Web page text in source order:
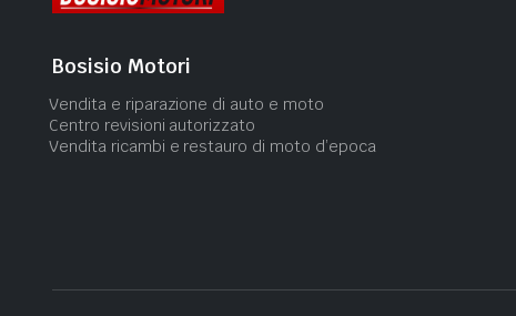
Bosisio Motori
Vendita e riparazione di auto e moto
Centro revisioni autorizzato
Vendita ricambi e restauro di moto d’epoca